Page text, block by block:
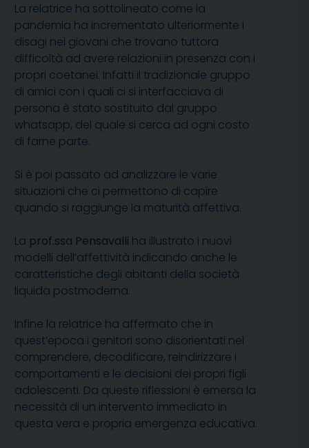
La relatrice ha sottolineato come la
pandemia ha incrementato ulteriormente i
disagi nei giovani che trovano tuttora
difficoltà ad avere relazioni in presenza con i
propri coetanei. Infatti il tradizionale gruppo
di amici con i quali ci si interfacciava di
persona è stato sostituito dal gruppo
whatsapp, del quale si cerca ad ogni costo
di farne parte.
Si è poi passato ad analizzare le varie
situazioni che ci permettono di capire
quando si raggiunge la maturità affettiva.
La prof.ssa Pensavalli ha illustrato i nuovi
modelli dell’affettività indicando anche le
caratteristiche degli abitanti della società
liquida postmoderna.
Infine la relatrice ha affermato che in
quest’epoca i genitori sono disorientati nel
comprendere, decodificare, reindirizzare i
comportamenti e le decisioni dei propri figli
adolescenti. Da queste riflessioni è emersa la
necessità di un intervento immediato in
questa vera e propria emergenza educativa.